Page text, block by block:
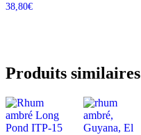
38,80€
Produits similaires